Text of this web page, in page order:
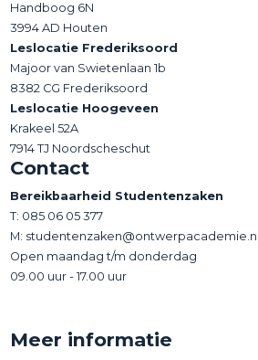
Handboog 6N
3994 AD Houten
Leslocatie Frederiksoord
Majoor van Swietenlaan 1b
8382 CG Frederiksoord
Leslocatie Hoogeveen
Krakeel 52A
7914 TJ Noordscheschut
Contact
Bereikbaarheid Studentenzaken
T: 085 06 05 377
M: studentenzaken@ontwerpacademie.nl
Open maandag t/m donderdag
09.00 uur - 17.00 uur
Meer informatie